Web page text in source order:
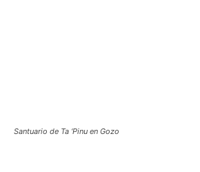
Santuario de Ta ‘Pinu en Gozo